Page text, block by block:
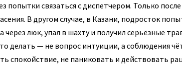
попытки связаться с диспетчером. Только
В другом случае, в Казани, подросток
через люк, упал в шахту и получил серьёзные
делать — не вопрос интуиции, а соблюдения
спокойствие, не паниковать и действовать